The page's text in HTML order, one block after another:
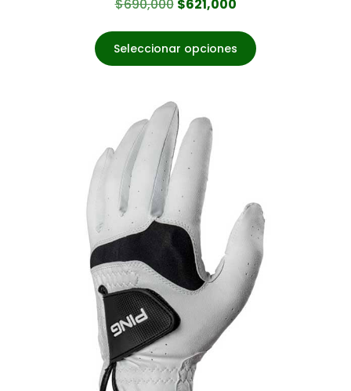
$690,000 $621,000
Seleccionar opciones